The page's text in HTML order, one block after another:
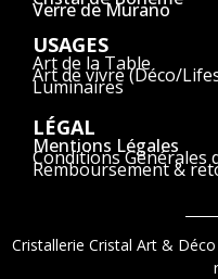
Verre de Murano
USAGES
Art de la Table
Art de vivre (Déco/
Luminaires
LÉGAL
Mentions Légales
Conditions Générales
Remboursement &
Cristallerie Cristal Art &